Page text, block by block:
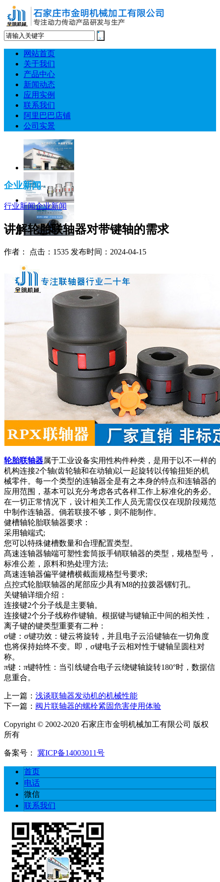
网站首页
关于我们
产品中心
新闻动态
应用实例
联系我们
阿里巴巴店铺
公司实景
企业新闻
行业新闻企业新闻
讲解轮胎联轴器对带键轴的需求
作者： 点击：1535 发布时间：2024-04-15
轮胎联轴器属于工业设备实用性构件种类，是用于以不一样的
机构连接2个轴(齿轮轴和在动轴)以一起旋转以传输扭矩的机
械零件。每一个类型的连轴器全是有之本身的特点和连轴器的
应用范围，基本可以充分考虑各式各样工作上标准化的务必。
在一切正常情况下，设计相关工作人员无需仅仅在现阶段规范
中制作连轴器。倘若联接不够，则不能制作。
健槽轴轮胎联轴器要求：
采用轴端式;
您可以特殊健槽数量和合理配置类型。
髙速连轴器轴端可塑性套筒扳手销联轴器的类型，规格型号，
标准公差，原料和热处理方法;
髙速连轴器偏平健槽横截面规格型号要求;
点控式轮胎联轴器的尾部应少具有M8的拉拨器镙钉孔。
关键轴详细介绍：
连接键2个分子线是主要轴。
连接键2个分子线称作键轴。根据键与键轴正中间的相关性，
离子键的键类型重要有二种：
σ键：σ键功效：键云将旋转，并且电子云沿键轴在一切角度
也将保持始终不变。即，σ键电子云相对性于键轴呈圆柱对
称。
π键：π键特性：当引线键合电子云绕键轴旋转180°时，数据信
息重合。
上一篇： 浅谈联轴器发动机的机械性能
下一篇： 阀片联轴器的螺栓紧固危害使用体验
Copyright © 2002-2020 石家庄市金明机械加工有限公司 版权
所有
备案号： 冀ICP备14003011号
首页
电话
微信
联系我们